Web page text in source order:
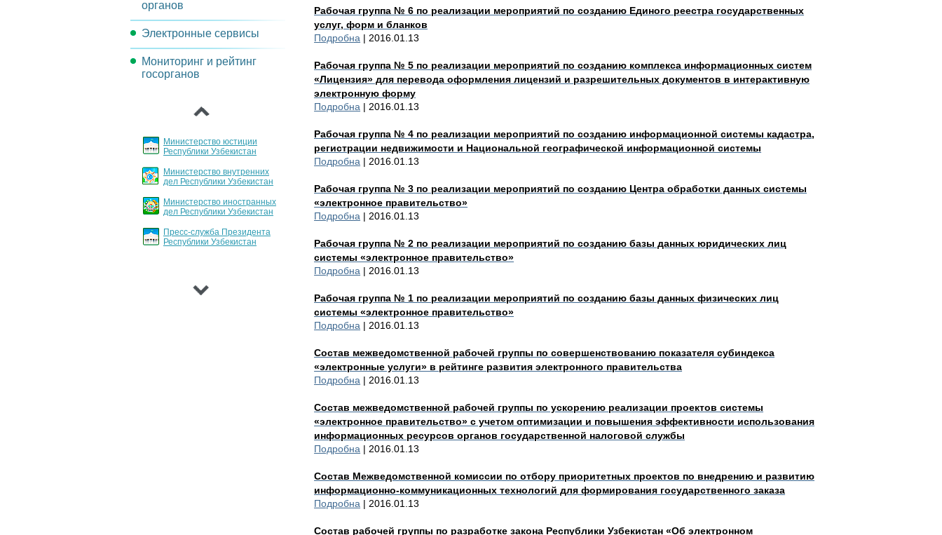
Реорганизация
операционных процессов
Целевые индикаторы и
показатели
Архитектура
органов
Порядок инвентаризации
государственных услуг
Основные направления
Порядок регламентации и
государственных услуг
График заслушивания
Электронные сервисы
Обсуждения проектов
документов
Мониторинг и рейтинг
госорганов
Министерство юстиции
Республики Узбекистан
Министерство внутренних
дел Республики Узбекистан
Министерство иностранных
дел Республики Узбекистан
Пресс-служба Президента
Республики Узбекистан
‹
›
Рабочая группа № 6 по реализации мероприятий по созданию Единого реестра государственных
услуг, форм и бланков
Подробна | 2016.01.13
Рабочая группа № 5 по реализации мероприятий по созданию комплекса информационных систем
«Лицензия» для перевода оформления лицензий и разрешительных документов в интерактивную
электронную форму
Подробна | 2016.01.13
Рабочая группа № 4 по реализации мероприятий по созданию информационной системы кадастра,
регистрации недвижимости и Национальной географической информационной системы
Подробна | 2016.01.13
Рабочая группа № 3 по реализации мероприятий по созданию Центра обработки данных системы
«электронное правительство»
Подробна | 2016.01.13
Рабочая группа № 2 по реализации мероприятий по созданию базы данных юридических лиц
системы «электронное правительство»
Подробна | 2016.01.13
Рабочая группа № 1 по реализации мероприятий по созданию базы данных физических лиц
системы «электронное правительство»
Подробна | 2016.01.13
Состав межведомственной рабочей группы по совершенствованию показателя субиндекса
«электронные услуги» в рейтинге развития электронного правительства
Подробна | 2016.01.13
Состав межведомственной рабочей группы по ускорению реализации проектов системы
«электронное правительство» с учетом оптимизации и повышения эффективности использования
информационных ресурсов органов государственной налоговой службы
Подробна | 2016.01.13
Состав Межведомственной комиссии по отбору приоритетных проектов по внедрению и развитию
информационно-коммуникационных технологий для формирования государственного заказа
Подробна | 2016.01.13
Состав рабочей группы по разработке закона Республики Узбекистан «Об электронном